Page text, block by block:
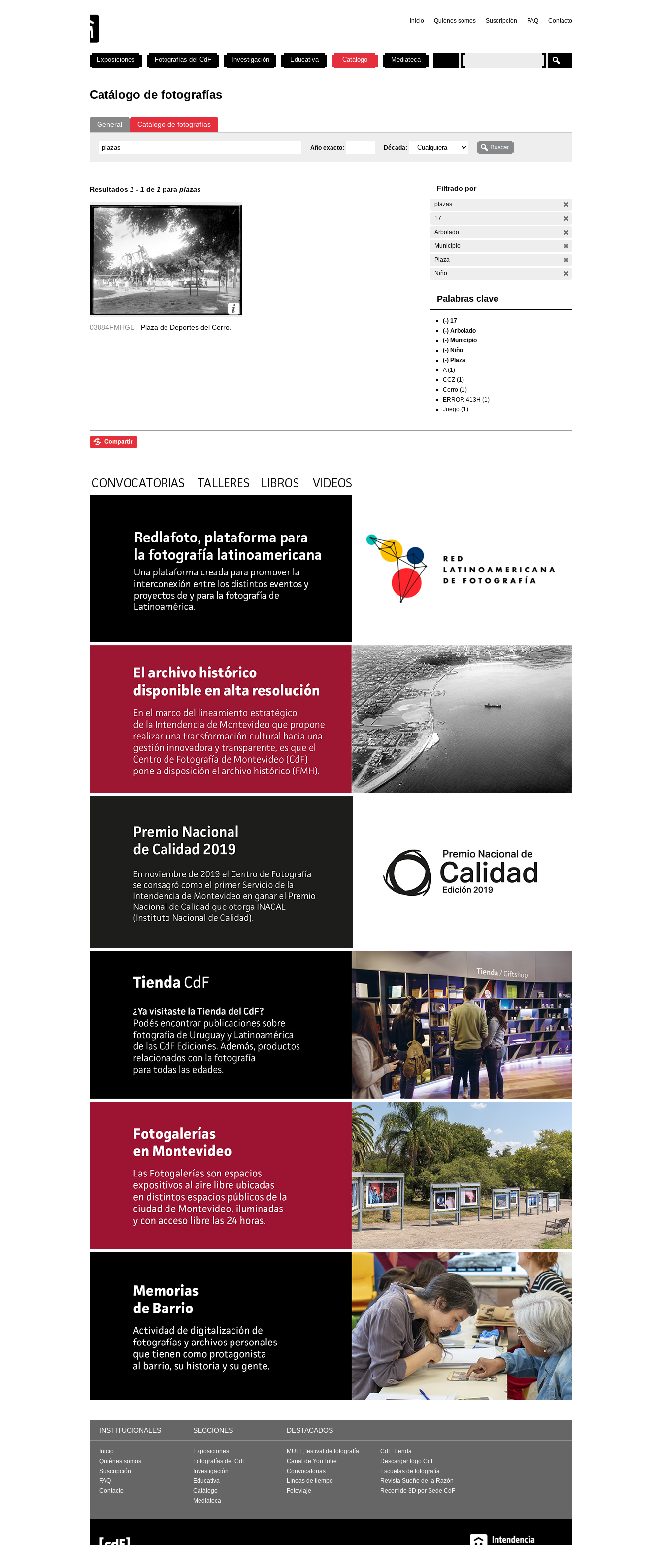
Inicio Quiénes somos Suscripción FAQ Contacto
Catálogo de fotografías
General Catálogo de fotografías
Año exacto: Década:
Resultados 1 - 1 de 1 para plazas
03884FMHGE - Plaza de Deportes del Cerro.
Filtrado por
plazas
17
Arbolado
Municipio
Plaza
Niño
Palabras clave
(-) 17
(-) Arbolado
(-) Municipio
(-) Niño
(-) Plaza
A (1)
CCZ (1)
Cerro (1)
ERROR 413H (1)
Juego (1)
Exposiciones Fotografías del CdF Investigación Educativa Catálogo Mediateca
INSTITUCIONALES SECCIONES DESTACADOS
Inicio
Quiénes somos
Suscripción
FAQ
Contacto
Exposiciones
Fotografías del CdF
Investigación
Educativa
Catálogo
Mediateca
MUFF, festival de fotografía
Canal de YouTube
Convocatorias
Líneas de tiempo
Fotoviaje
CdF Tienda
Descargar logo CdF
Escuelas de fotografía
Revista Sueño de la Razón
Recorrido 3D por Sede CdF